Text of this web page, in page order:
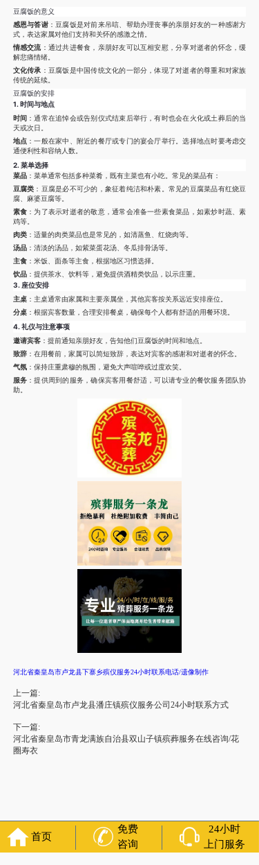
豆腐饭的意义
感恩与答谢：豆腐饭是对前来吊唁、帮助办理丧事的亲朋好友的一种感谢方
式，表达家属对他们支持和关怀的感激之情。
情感交流 ：通过共进餐食，亲朋好友可以互相安慰，分享对逝者的怀念，缓
解悲痛情绪。
文化传承 ：豆腐饭是中国传统文化的一部分，体现了对逝者的尊重和对家族
传统的延续。
豆腐饭的安排
1. 时间与地点
时间 ：通常在追悼会或告别仪式结束后举行，有时也会在火化或土葬后的当
天或次日。
地点 ：一般在家中、附近的餐厅或专门的宴会厅举行。选择地点时要考虑交
通便利性和容纳人数。
2. 菜单选择
菜品：菜单通常包括多种菜肴，既有主菜也有小吃。常见的菜品有：
豆腐类 ：豆腐是必不可少的，象征着纯洁和朴素。常见的豆腐菜品有红烧豆
腐、麻婆豆腐等。
素食 ：为了表示对逝者的敬意，通常会准备一些素食菜品，如素炒时蔬、素
鸡等。
肉类：适量的肉类菜品也是常见的，如清蒸鱼、红烧肉等。
汤品：清淡的汤品，如紫菜蛋花汤、冬瓜排骨汤等。
主食：米饭、面条等主食，根据地区习惯选择。
饮品：提供茶水、饮料等，避免提供酒精类饮品，以示庄重。
3. 座位安排
主桌：主桌通常由家属和主要亲属坐，其他宾客按关系远近安排座位。
分桌：根据宾客数量，合理安排餐桌，确保每个人都有舒适的用餐环境。
4. 礼仪与注意事项
邀请宾客：提前通知亲朋好友，告知他们豆腐饭的时间和地点。
致辞：在用餐前，家属可以简短致辞，表达对宾客的感谢和对逝者的怀念。
气氛：保持庄重肃穆的氛围，避免大声喧哗或过度欢笑。
服务 ：提供周到的服务，确保宾客用餐舒适，可以请专业的餐饮服务团队协
助。
河北省秦皇岛市卢龙县下寨乡殡仪服务24小时联系电话/遗像制作
上一篇:
河北省秦皇岛市卢龙县潘庄镇殡仪服务公司24小时联系方式
下一篇:
河北省秦皇岛市青龙满族自治县双山子镇殡葬服务在线咨询/花
圈寿衣
友情链接：殡葬服务苏州丧葬公司石家庄殡葬一条龙长沙殡
首页
免费
咨询
24小时
上门服务